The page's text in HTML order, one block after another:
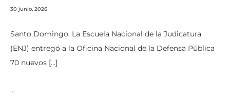
30 junio, 2026
Santo Domingo. La Escuela Nacional de la Judicatura
(ENJ) entregó a la Oficina Nacional de la Defensa Pública
70 nuevos […]
…